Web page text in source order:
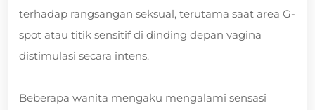
terhadap rangsangan seksual, terutama saat area G-
spot atau titik sensitif di dinding depan vagina
distimulasi secara intens.
Beberapa wanita mengaku mengalami sensasi